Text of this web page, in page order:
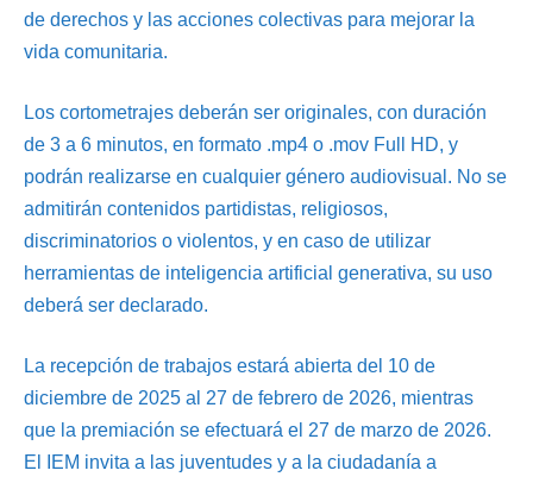
de derechos y las acciones colectivas para mejorar la
vida comunitaria.
Los cortometrajes deberán ser originales, con duración
de 3 a 6 minutos, en formato .mp4 o .mov Full HD, y
podrán realizarse en cualquier género audiovisual. No se
admitirán contenidos partidistas, religiosos,
discriminatorios o violentos, y en caso de utilizar
herramientas de inteligencia artificial generativa, su uso
deberá ser declarado.
La recepción de trabajos estará abierta del 10 de
diciembre de 2025 al 27 de febrero de 2026, mientras
que la premiación se efectuará el 27 de marzo de 2026.
El IEM invita a las juventudes y a la ciudadanía a